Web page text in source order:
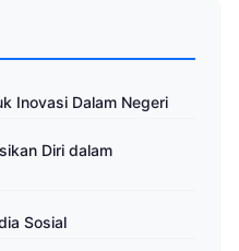
Inovasi Dalam Negeri
Diri dalam
Sosial